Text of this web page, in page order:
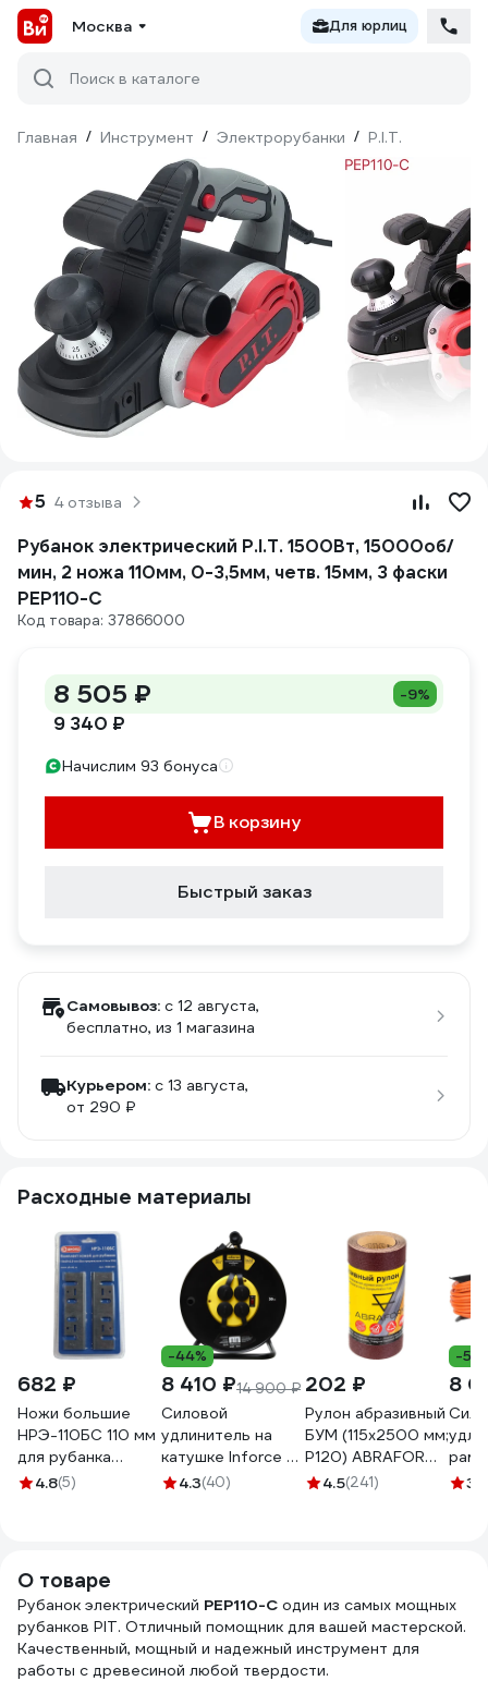
Москва Для юрлиц
Поиск в каталоге
Главная / Инструмент / Электрорубанки / P.I.T.
5 4 отзыва
Рубанок электрический P.I.T. 1500Вт, 15000об/
мин, 2 ножа 110мм, 0-3,5мм, четв. 15мм, 3 фаски
PEP110-C
Код товара: 37866000
8 505 ₽ -9%
9 340 ₽
Начислим 93 бонуса
В корзину
Быстрый заказ
Самовывоз: c 12 августа,
бесплатно, из 1 магазина
Курьером: c 13 августа,
от 290 ₽
Расходные материалы
682 ₽
Ножи большие
НРЭ-110БС 110 мм
для рубанка
ДИОЛД 90081031
4.8(5)
-44%
8 410 ₽14 900 ₽
Силовой
удлинитель на
катушке Inforce 4
гнезда, с/з КГт
4.3(40)
202 ₽
Рулон абразивный
БУМ (115x2500 мм;
P120) ABRAFORM
afr115-2500-120
4.5(241)
-5%
8
1e-3.9
О товаре
Рубанок электрический PEP110-C один из самых мощных
рубанков PIT. Отличный помощник для вашей мастерской.
Качественный, мощный и надежный инструмент для
работы с древесиной любой твердости.